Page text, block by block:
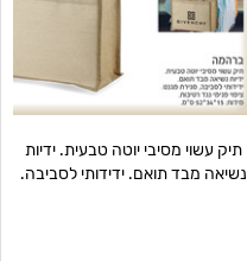
תיק עשוי מסיבי יוטה טבעית. ידיות
נשיאה מבד תואם. ידידותי לסביבה.